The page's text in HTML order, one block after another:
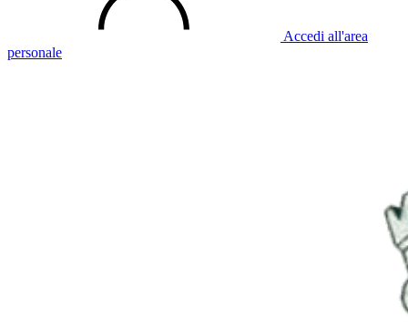
Accedi all'area
personale